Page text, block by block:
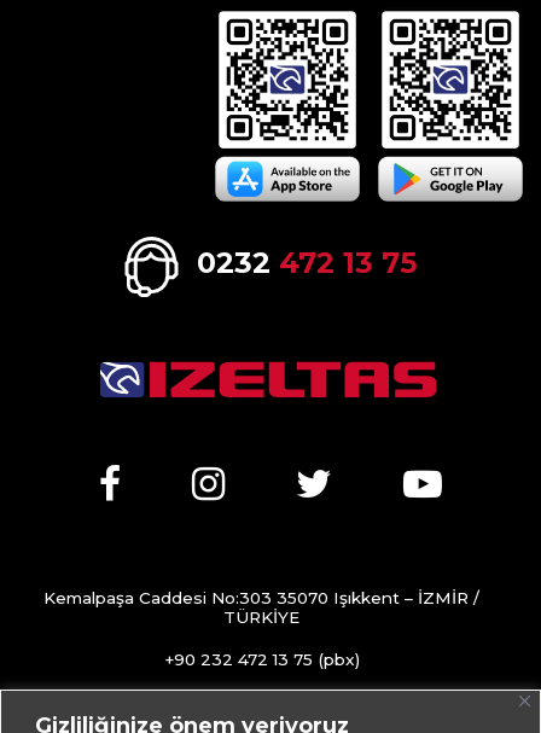
Gizliliğinize önem veriyoruz
0232 472 13 75
Kemalpaşa Caddesi No:303 35070 Işıkkent – İZMİR /
TÜRKİYE
+90 232 472 13 75 (pbx)